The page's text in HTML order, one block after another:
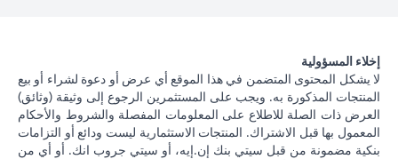
إخلاء المسؤولية
لا يشكل المحتوى المتضمن في هذا الموقع أي عرض أو دعوة لشراء أو بيع
المنتجات المذكورة به. ويجب على المستثمرين الرجوع إلى وثيقة (وثائق)
العرض ذات الصلة للاطلاع على المعلومات المفصلة والشروط والأحكام
المعمول بها قبل الاشتراك. المنتجات الاستثمارية ليست ودائع أو التزامات
بنكية مضمونة من قبل سيتي بنك إن.إيه، أو سيتي جروب انك. أو أي من